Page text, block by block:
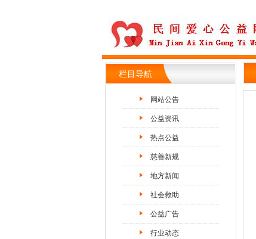
栏目导航
网站公告
公益资讯
热点公益
慈善新规
地方新闻
社会救助
公益广告
行业动态